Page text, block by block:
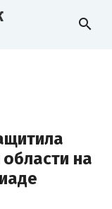
search
на